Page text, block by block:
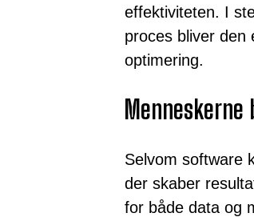
effektiviteten. I
proces bliver
optimering.
Selvom software
der skaber
for både data og